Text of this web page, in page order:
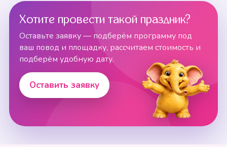
Хотите провести такой праздник?
Оставьте заявку — подберём программу под
ваш повод и площадку, рассчитаем стоимость и
подберём удобную дату.
Оставить заявку